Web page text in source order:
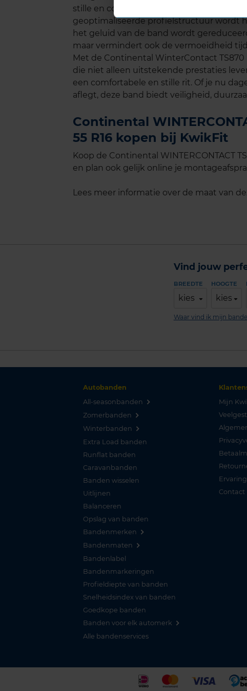
stille en comfortabele rijervaring, zelfs op
geoptimaliseerde profielstructuur wordt
het geluid van de band wordt
maar vermindert ook de vermoeidheid
Met de Continental WinterContact
die niet alleen uitstekende prestaties
een comfortabele en stille rit. Of je nu
aflegt, deze band biedt veiligheid,
Continental
55 R16 kopen bij KwikFit
Koop de Continental WINTERCONTACT
en plan ook gelijk online je
Lees meer informatie over de maat van
Vind jouw
BREEDTE
kies
HOOGTE
kies
Waar vind ik mijn
Autobanden
All-seasonbanden
Zomerbanden
Winterbanden
Extra Load banden
Runflat banden
Caravanbanden
Banden wisselen
Uitlijnen
Balanceren
Opslag van banden
Bandenmerken
Bandenmaten
Bandenlabel
Bandenmarkeringen
Profieldiepte van banden
Snelheidsindex van banden
Goedkope banden
Banden voor elk automerk
Alle bandenservices
Mijn
Contact